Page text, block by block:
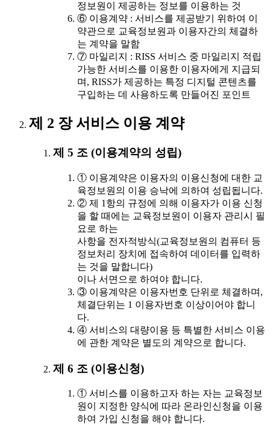
정보원이 제공하는 정보를 이용하는 것
⑥ 이용계약 : 서비스를 제공받기 위하여 이
약관으로 교육정보원과 이용자간의 체결하
는 계약을 말함
⑦ 마일리지 : RISS 서비스 중 마일리지 적립
가능한 서비스를 이용한 이용자에게 지급되
며, RISS가 제공하는 특정 디지털 콘텐츠를
구입하는 데 사용하도록 만들어진 포인트
제 2 장 서비스 이용 계약
제 5 조 (이용계약의 성립)
① 이용계약은 이용자의 이용신청에 대한 교
육정보원의 이용 승낙에 의하여 성립됩니다.
② 제 1항의 규정에 의해 이용자가 이용 신청
을 할 때에는 교육정보원이 이용자 관리시 필
요로 하는
사항을 전자적방식(교육정보원의 컴퓨터 등
정보처리 장치에 접속하여 데이터를 입력하
는 것을 말합니다)
이나 서면으로 하여야 합니다.
③ 이용계약은 이용자번호 단위로 체결하며,
체결단위는 1 이용자번호 이상이어야 합니
다.
④ 서비스의 대량이용 등 특별한 서비스 이용
에 관한 계약은 별도의 계약으로 합니다.
제 6 조 (이용신청)
① 서비스를 이용하고자 하는 자는 교육정보
원이 지정한 양식에 따라 온라인신청을 이용
하여 가입 신청을 해야 합니다.